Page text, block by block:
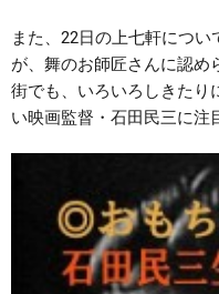
また、22日の上七軒につ
が、舞のお師匠さんに認め
街でも、いろいろしきたり
い映画監督・石田民三に注